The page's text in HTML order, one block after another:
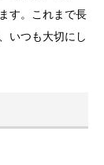
す。これまで長
いつも大切にし